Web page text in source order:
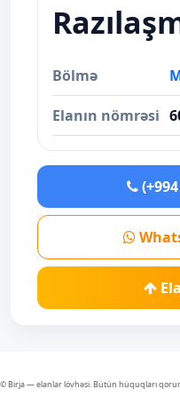
Bölmə
Elanın nömrəsi
© Birja — elanlar lövhəsi. Bütün hüquqları